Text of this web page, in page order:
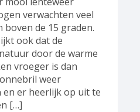
verwachten veel
de 15 graden.
ook dat de
door de warme
vroeger is dan
weer
er heerlijk op uit te
[…]